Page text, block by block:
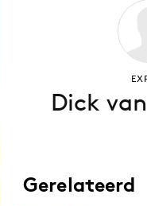
Dick
Gerelateerd